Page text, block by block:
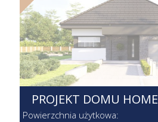
PROJEKT DOMU
Powierzchnia użytkowa: